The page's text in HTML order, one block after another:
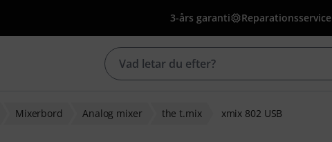
3-års garanti Reparationsservice
Mixerbord Analog mixer the t.mix xmix 802 USB